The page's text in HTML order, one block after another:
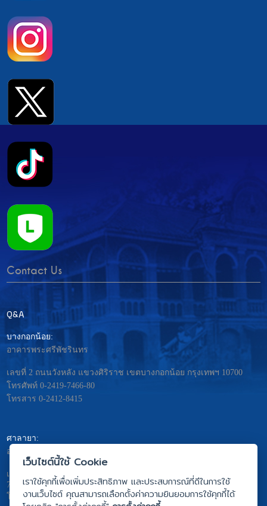
Contact Us
Q&A
บางกอกน้อย:
อาคารพระศรีพัชรินทร
เลขที่ 2 ถนนวังหลัง แขวงศิริราช เขตบางกอกน้อย กรุงเทพฯ 10700
โทรศัพท์ 0-2419-7466-80
โทรสาร 0-2412-8415
ศาลายา:
อาคารมหิดลอดุลยเดช – พระศรีนครินทร
เลขที่ 999 ถ.พุทธมณฑลสาย4 ต. ศาลายา อ.พุทธมณฑล จ.นครปฐม
73170
โทรศัพท์ 0-2441-5333
เว็บไซต์นี้ใช้ Cookie
เราใช้คุกกี้เพื่อเพิ่มประสิทธิภาพ และประสบการณ์ที่ดีในการใช้
งานเว็บไซต์ คุณสามารถเลือกตั้งค่าความยินยอมการใช้คุกกี้ได้